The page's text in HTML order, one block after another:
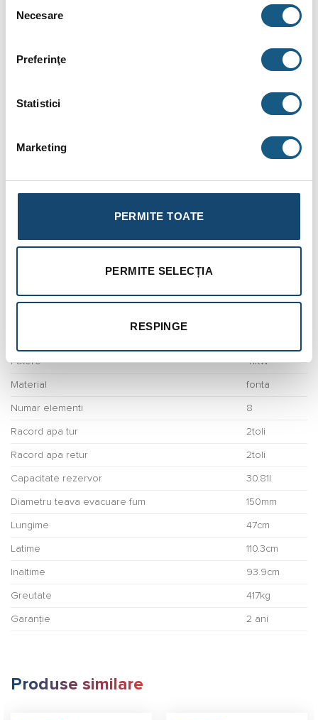
consimțământului
Necesare
Preferinţe
Statistici
Marketing
PERMITE TOATE
PERMITE SELECȚIA
RESPINGE
BRAND
Cazan din fonta cu combustibil solid Beretta
Descriere:
Cazan din fonta de pardoseala Beretta RBS 08 cu functionare
incalzire cu circulatie fortata. Combustibil recomandat:
Putere 41kW
Material fonta
Numar elementi 8
Racord apa tur 2toli
Racord apa retur 2toli
Capacitate rezervor 30.81l
Diametru teava evacuare fum 150mm
Lungime 47cm
Latime 110.3cm
Inaltime 93.9cm
Greutate 417kg
Garanție 2 ani
Produse similare